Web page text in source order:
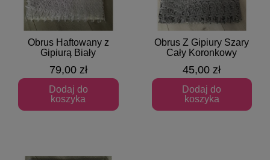
Szybki podgląd
Obrus Haftowany z
Gipiurą Biały
79,00 zł
Dodaj do
koszyka
Szybki podgląd
Obrus Z Gipiury Szary
Cały Koronkowy
45,00 zł
Dodaj do
koszyka